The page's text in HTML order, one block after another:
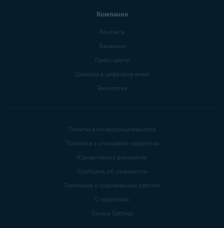
Компания
Контакты
Вакансии
Пресс-центр
Доверие в цифровом мире
Технология
Политика конфиденциальности
Политика в отношении продуктов
Юридические документы
Сообщить об уязвимости
Заявление о современном рабстве
О подписках
Cookie Settings